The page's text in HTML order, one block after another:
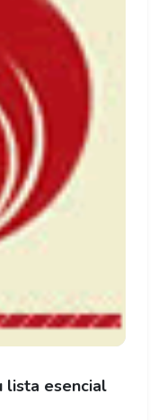
lista esencial